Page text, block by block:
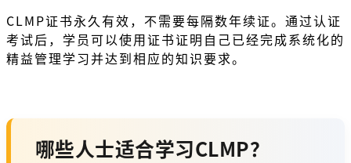
CLMP证书永久有效，不需要每隔数年续证。通过认证
考试后，学员可以使用证书证明自己已经完成系统化的
精益管理学习并达到相应的知识要求。
哪些人士适合学习CLMP？